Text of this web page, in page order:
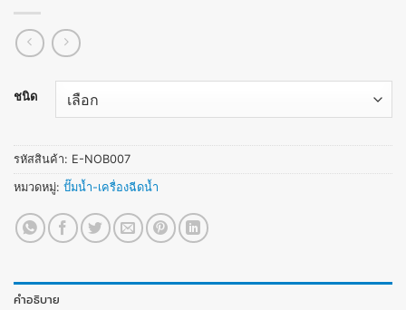
ชนิด
รหัสสินค้า: E-NOB007
หมวดหมู่: ปั๊มน้ำ-เครื่องฉีดน้ำ
คำอธิบาย